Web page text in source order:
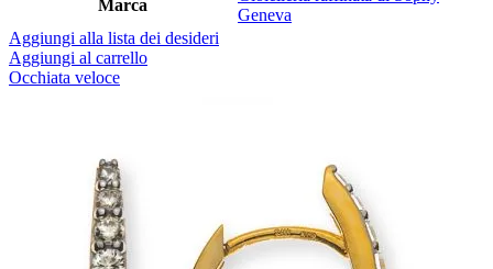
Marca
Geneva
Aggiungi alla lista dei desideri
Aggiungi al carrello
Occhiata veloce